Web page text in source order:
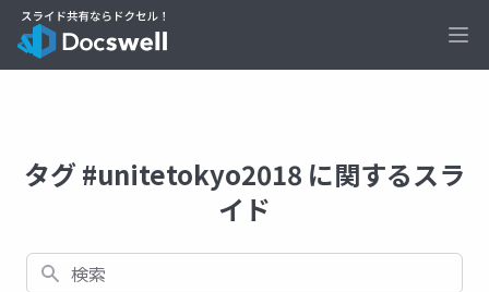
タグ #unitetokyo2018 に関するスラ
イド
検索